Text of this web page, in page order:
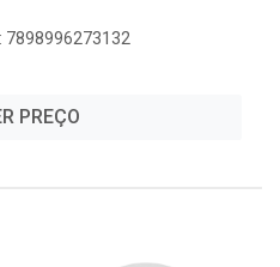
7898996273132
PREÇO